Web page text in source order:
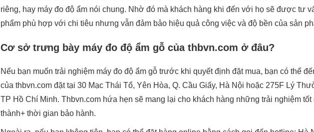
riêng, hay máy đo độ ẩm nói chung. Nhờ đó mà khách hàng khi đến với họ sẽ được tư
phẩm phù hợp với chi tiêu nhưng vẫn đảm bảo hiệu quả công việc và độ bền của sản
Cơ sở trưng bày máy đo độ ẩm gỗ của thbvn.com ở đâu?
Nếu bạn muốn trải nghiệm máy đo độ ẩm gỗ trước khi quyết định đặt mua, bạn có thể
của thbvn.com đặt tại 30 Mạc Thái Tổ, Yên Hòa, Q. Cầu Giấy, Hà Nội hoặc 275F Lý
TP Hồ Chí Minh. Thbvn.com hứa hẹn sẽ mang lại cho khách hàng những trải nghiệm tốt
thành+ thời gian bảo hành.